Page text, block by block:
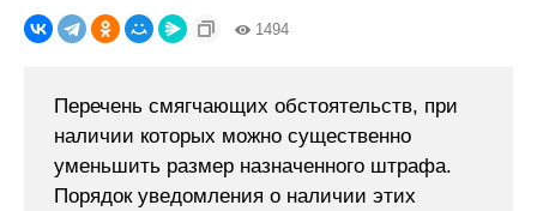
1494
Перечень смягчающих обстоятельств, при
наличии которых можно существенно
уменьшить размер назначенного штрафа.
Порядок уведомления о наличии этих